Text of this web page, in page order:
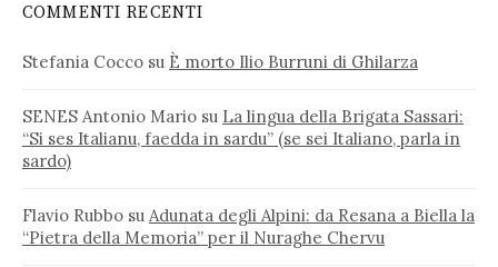
COMMENTI RECENTI
Stefania Cocco su È morto Ilio Burruni di Ghilarza
SENES Antonio Mario su La lingua della Brigata Sassari:
“Si ses Italianu, faedda in sardu” (se sei Italiano, parla in
sardo)
Flavio Rubbo su Adunata degli Alpini: da Resana a Biella la
“Pietra della Memoria” per il Nuraghe Chervu